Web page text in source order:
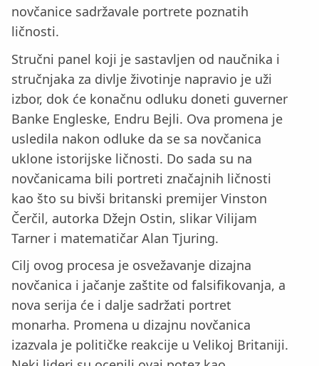
novčanice sadržavale portrete poznatih
ličnosti.
Stručni panel koji je sastavljen od naučnika i
stručnjaka za divlje životinje napravio je uži
izbor, dok će konačnu odluku doneti guverner
Banke Engleske, Endru Bejli. Ova promena je
usledila nakon odluke da se sa novčanica
uklone istorijske ličnosti. Do sada su na
novčanicama bili portreti značajnih ličnosti
kao što su bivši britanski premijer Vinston
Čerčil, autorka Džejn Ostin, slikar Vilijam
Tarner i matematičar Alan Tjuring.
Cilj ovog procesa je osvežavanje dizajna
novčanica i jačanje zaštite od falsifikovanja, a
nova serija će i dalje sadržati portret
monarha. Promena u dizajnu novčanica
izazvala je političke reakcije u Velikoj Britaniji.